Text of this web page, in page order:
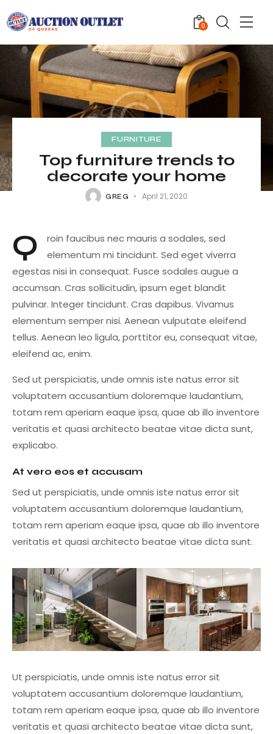
0
FURNITURE
Top furniture trends to
decorate your home
GREG April 21, 2020
Q
roin faucibus nec mauris a sodales, sed
elementum mi tincidunt. Sed eget viverra
egestas nisi in consequat. Fusce sodales augue a
accumsan. Cras sollicitudin, ipsum eget blandit
pulvinar. Integer tincidunt. Cras dapibus. Vivamus
elementum semper nisi. Aenean vulputate eleifend
tellus. Aenean leo ligula, porttitor eu, consequat vitae,
eleifend ac, enim.
Sed ut perspiciatis, unde omnis iste natus error sit
voluptatem accusantium doloremque laudantium,
totam rem aperiam eaque ipsa, quae ab illo inventore
veritatis et quasi architecto beatae vitae dicta sunt,
explicabo.
At vero eos et accusam
Sed ut perspiciatis, unde omnis iste natus error sit
voluptatem accusantium doloremque laudantium,
totam rem aperiam eaque ipsa, quae ab illo inventore
veritatis et quasi architecto beatae vitae dicta sunt.
Ut perspiciatis, unde omnis iste natus error sit
voluptatem accusantium doloremque laudantium,
totam rem aperiam eaque ipsa, quae ab illo inventore
veritatis et quasi architecto beatae vitae dicta sunt,